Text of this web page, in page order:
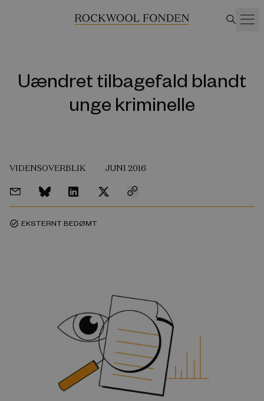
Uændret tilbagefald blandt
unge kriminelle
VIDENSOVERBLIK JUNI 2016
task_alt EKSTERNT BEDØMT